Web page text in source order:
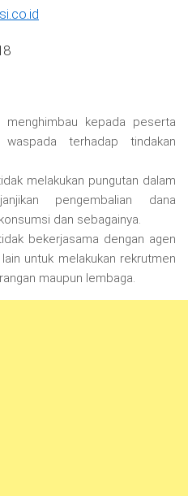
menghimbau kepada peserta
terhadap tindakan
melakukan pungutan dalam
pengembalian dana
dan sebagainya.
bekerjasama dengan agen
untuk melakukan rekrutmen
maupun lembaga.